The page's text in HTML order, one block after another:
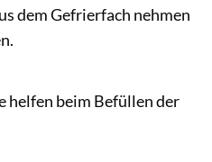
dem Gefrierfach nehmen
helfen beim Befüllen der